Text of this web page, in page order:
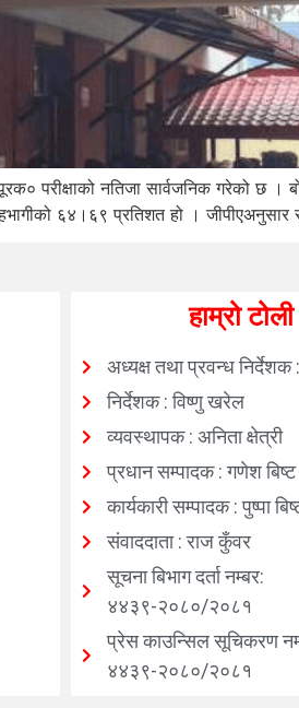
परीक्षाको नतिजा सार्वजनिक गरेको छ
६४।६९ प्रतिशत हो ।
हाम्रो टोली
अध्यक्ष तथा प्रवन्ध निर्देशक
निर्देशक : विष्णु खरेल
व्यवस्थापक : अनिता क्षेत्री
प्रधान सम्पादक : गणेश बिष्ट
कार्यकारी सम्पादक : पुष्पा
संवाददाता : राज कुँवर
सूचना बिभाग दर्ता नम्बर:
४४३९-२०८०/२०८१
प्रेस काउन्सिल सूचिकरण
४४३९-२०८०/२०८१